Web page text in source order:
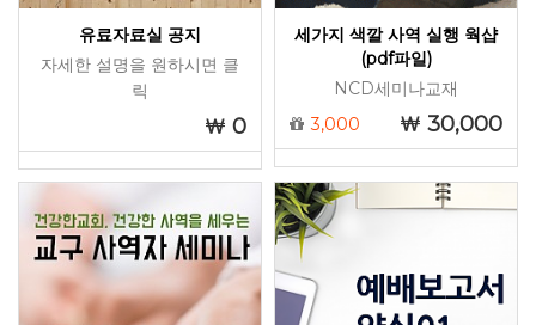
유료자료실 공지
자세한 설명을 원하시면 클
릭
0
세가지 색깔 사역 실행 웍샵
(pdf파일)
NCD세미나교재
3,000
30,000